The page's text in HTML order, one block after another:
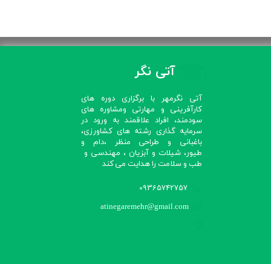
آتی نگر
آتی نگرمهر با برگزاری دوره های
کارآفرینی و مهارتی ومشاوره های
سودمند، افراد علاقمند به ورود در
سرمایه گذاری رشته های کشاورزی،
باغبانی و طراحی منظر ،دام و
طیور، شیلات و آبزیان ، مهندسی و
طب و سلامت را هدایت می کند​​​​​​​
09365742757
atinegaremehr@gmail.com